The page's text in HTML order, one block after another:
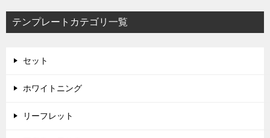
テンプレートカテゴリ一覧
セット
ホワイトニング
リーフレット